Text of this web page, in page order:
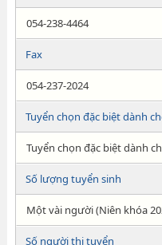
054-238-4464
Fax
054-237-2024
Tuyển chọn đặc biệt dành
Tuyển chọn đặc biệt dành
Số lượng tuyển sinh
Một vài người (Niên khóa
Số người thi tuyển